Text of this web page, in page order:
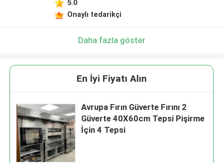
5.0
Onaylı tedarikçi
Daha fazla göster
En İyi Fiyatı Alın
Avrupa Fırın Güverte Fırını 2
Güverte 40X60cm Tepsi Pişirme
İçin 4 Tepsi